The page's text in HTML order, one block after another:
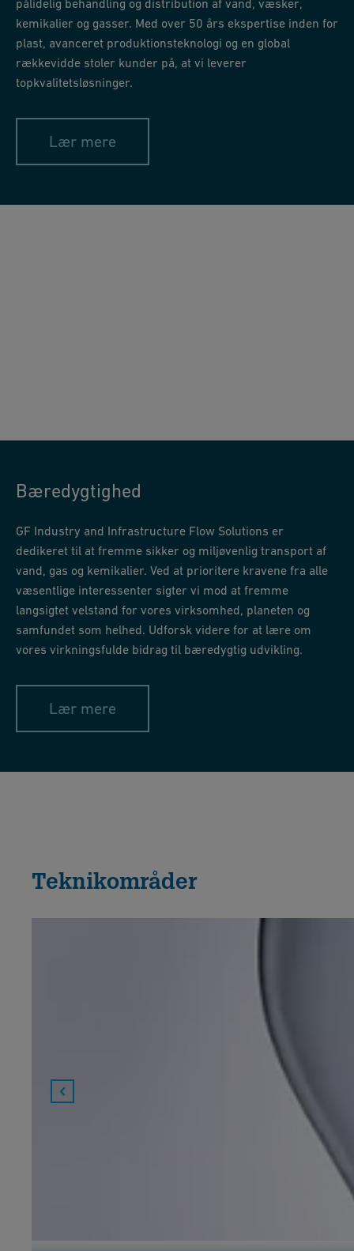
pålidelig behandling og distribution af vand, væsker,
kemikalier og gasser. Med over 50 års ekspertise inden for
plast, avanceret produktionsteknologi og en global
rækkevidde stoler kunder på, at vi leverer
topkvalitetsløsninger.
Lær mere
Bæredygtighed
GF Industry and Infrastructure Flow Solutions er
dedikeret til at fremme sikker og miljøvenlig transport af
vand, gas og kemikalier. Ved at prioritere kravene fra alle
væsentlige interessenter sigter vi mod at fremme
langsigtet velstand for vores virksomhed, planeten og
samfundet som helhed. Udforsk videre for at lære om
vores virkningsfulde bidrag til bæredygtig udvikling.
Lær mere
Teknikområder